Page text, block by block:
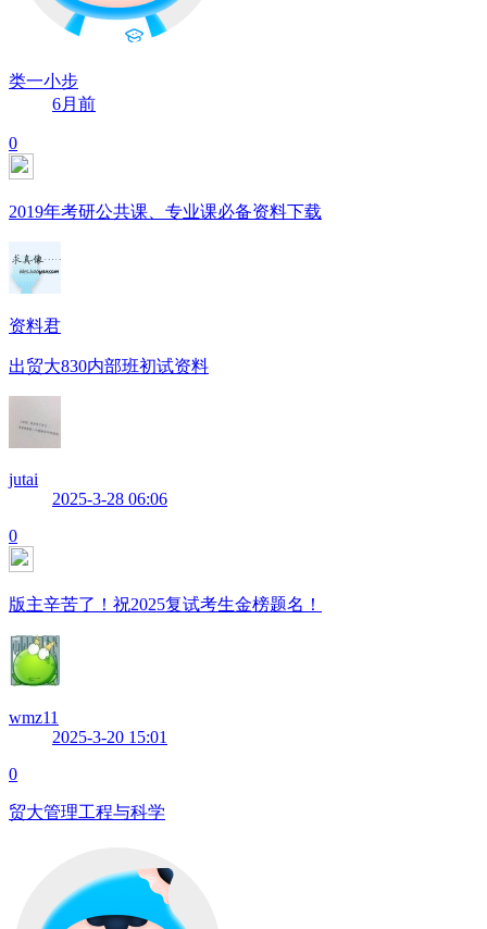
类一小步
6月前
0
2019年考研公共课、专业课必备资料下载
资料君
出贸大830内部班初试资料
jutai
2025-3-28 06:06
0
版主辛苦了！祝2025复试考生金榜题名！
wmz11
2025-3-20 15:01
0
贸大管理工程与科学